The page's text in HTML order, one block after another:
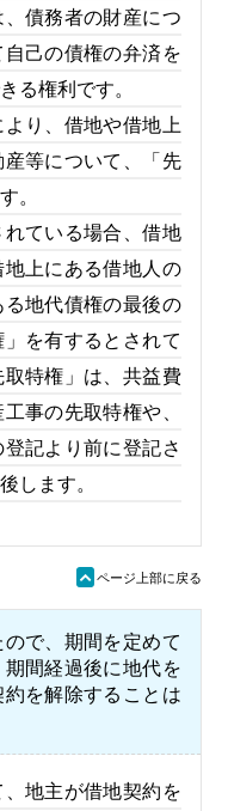
債務者の財産につ
己の債権の弁済を
る権利です。
り、借地や借地上
等について、「先
。
ている場合、借地
上にある借地人の
地代債権の最後の
を有するとされて
特権」は、共益費
事の先取特権や、
記より前に登記さ
します。
ü ページ上部に戻る
で、期間を定めて
間経過後に地代を
を解除することは
地主が借地契約を